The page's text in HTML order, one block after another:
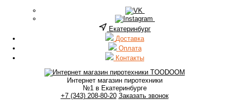
Екатеринбург
Доставка
Оплата
Контакты
Интернет магазин пиротехники
№1 в Екатеринбурге
+7 (343) 208-80-20 Заказать звонок